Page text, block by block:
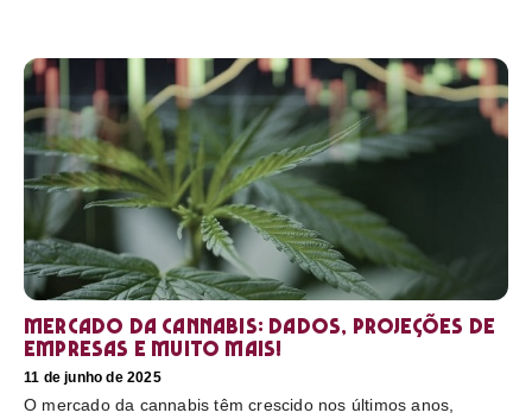
Mercado da cannabis: Dados, projeções de
empresas e muito mais!
11 de junho de 2025
O mercado da cannabis têm crescido nos últimos anos,